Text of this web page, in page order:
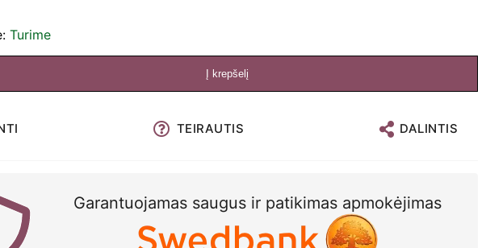
Turime
Į krepšelį
TEIRAUTIS DALINTIS
Garantuojamas saugus ir patikimas apmokėjimas